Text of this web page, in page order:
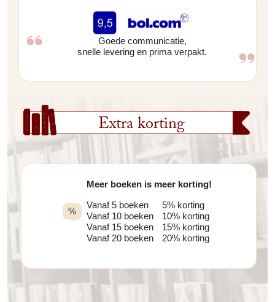
Goede communicatie,
snelle levering en prima verpakt.
Extra korting
%
Meer boeken is meer korting!
Vanaf 5 boeken
Vanaf 10 boeken
Vanaf 15 boeken
Vanaf 20 boeken
5% korting
10% korting
15% korting
20% korting